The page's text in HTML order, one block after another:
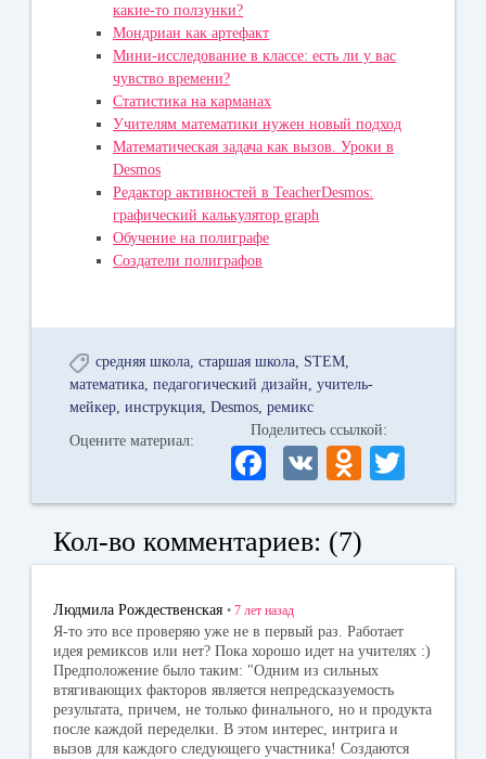
какие-то ползунки?
Мондриан как артефакт
Мини-исследование в классе: есть ли у вас
чувство времени?
Статистика на карманах
Учителям математики нужен новый подход
Математическая задача как вызов. Уроки в
Desmos
Редактор активностей в TeacherDesmos:
графический калькулятор graph
Обучение на полиграфе
Создатели полиграфов
средняя школа старшая школа STEM
математика педагогический дизайн
учитель-
мейкер инструкция Desmos ремикс
Оцените материал:
Поделитесь ссылкой:
Fa
ce
bo
ok
V
K
O
dn
la
ni
ki
wi
r
Кол-во комментариев: (7)
Людмила Рождественская • 7 лет назад
Я-то это все проверяю уже не в первый раз. Работает
идея ремиксов или нет? Пока хорошо идет на учителях :)
Предположение было таким: "Одним из сильных
втягивающих факторов является непредсказуемость
результата, причем, не только финального, но и продукта
после каждой переделки. В этом интерес, интрига и
вызов для каждого следующего участника! Создаются